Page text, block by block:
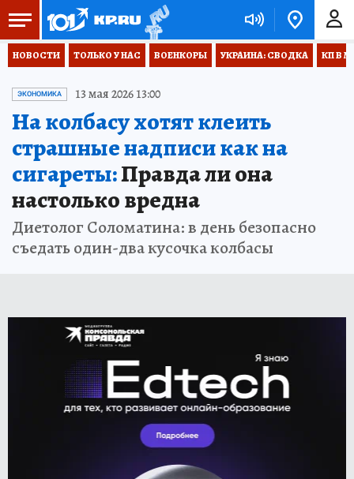
НОВОСТИ ТОЛЬКО У НАС ВОЕНКОРЫ УКРАИНА: СВОДКА КП В
ЭКОНОМИКА 13 мая 2026 13:00
На колбасу хотят клеить
страшные надписи как на
сигареты:Правда ли она
настолько вредна
Диетолог Соломатина: в день безопасно
съедать один-два кусочка колбасы